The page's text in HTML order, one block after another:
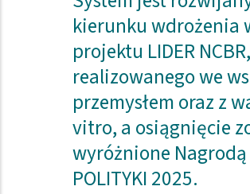
kierunku wdrożenia
projektu LIDER NCBR,
realizowanego we
przemysłem oraz z
vitro, a osiągnięcie
wyróżnione
POLITYKI 2025.